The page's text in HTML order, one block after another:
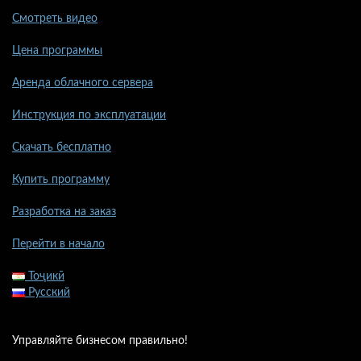
Смотреть видео
Цена программы
Аренда облачного сервера
Инструкция по эксплуатации
Скачать бесплатно
Купить программу
Разработка на заказ
Перейти в начало
Тоҷикӣ
Русский
Управляйте бизнесом правильно!